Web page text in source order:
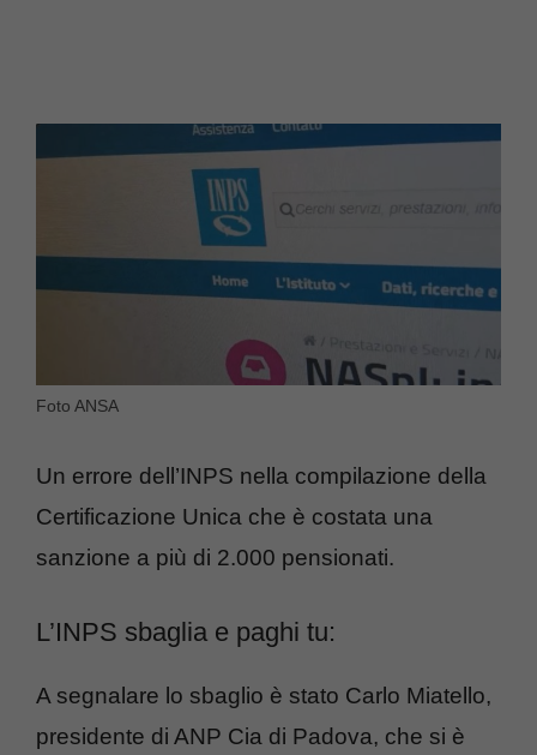
Foto ANSA
Un errore dell’INPS nella compilazione della
Certificazione Unica che è costata una
sanzione a più di 2.000 pensionati.
L’INPS sbaglia e paghi tu:
A segnalare lo sbaglio è stato Carlo Miatello,
presidente di ANP Cia di Padova, che si è